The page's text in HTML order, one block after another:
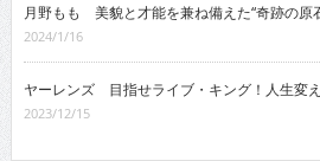
月野もも 美貌と才能を兼ね備えた“奇跡の原
2024/1/16
ヤーレンズ 目指せライブ・キング！人生変
2023/12/15